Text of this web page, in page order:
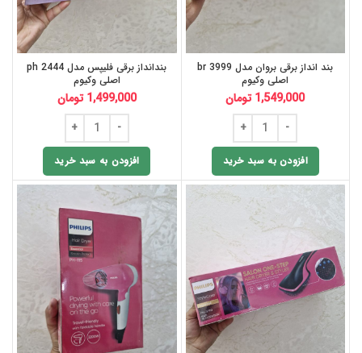
بند انداز برقی بروان مدل br 3999
اصلی وکیوم
1,549,000 تومان
افزودن به سبد خرید
بندانداز برقی فلیپس مدل ph 2444
اصلی وکیوم
1,499,000 تومان
افزودن به سبد خرید